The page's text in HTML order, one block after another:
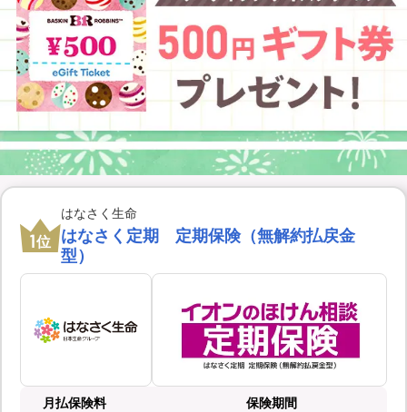
1位
はなさく生命
はなさく定期 定期保険（無解約払戻金
型）
月払保険料 保険期間